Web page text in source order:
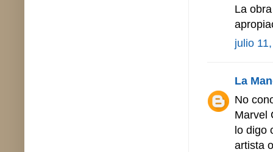
La
julio
La
No
Marvel
lo digo
artista